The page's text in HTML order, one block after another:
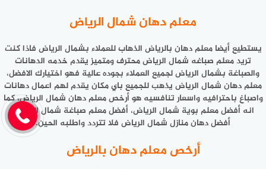
معلم دهان شمال الرياض
يستطيع أيضامعلم دهان بالرياض الذهاب للعملاء بشمال الرياض فاذا كنت
تريد معلم صباغه شمال الرياض محترف ومتميز يقدم خدمه الدهانات
والصباغة بشمال الرياض لجميع العملاء بجوده عالية فهو اختيارك الافضل،
معلم دهان شمال الرياض يذهب للجميع باي مكان يقدم لهم اعمال دهانات
واصباغ باحترافيه واسعار تنافسيه هو أرخص معلم دهان شمال الرياض، كما
انه أفضل معلم بوية شمال الرياض، أفضل معلم صباغة شمال الرياض،
أفضل دهان منازل شمال الرياض فلا تتردد واطلبه الحين.
أرخص معلم دهان بالرياض